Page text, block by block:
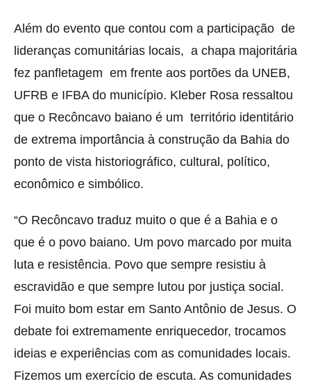
Além do evento que contou com a participação de
lideranças comunitárias locais, a chapa majoritária
fez panfletagem em frente aos portões da UNEB,
UFRB e IFBA do município. Kleber Rosa ressaltou
que o Recôncavo baiano é um território identitário
de extrema importância à construção da Bahia do
ponto de vista historiográfico, cultural, político,
econômico e simbólico.
“O Recôncavo traduz muito o que é a Bahia e o
que é o povo baiano. Um povo marcado por muita
luta e resistência. Povo que sempre resistiu à
escravidão e que sempre lutou por justiça social.
Foi muito bom estar em Santo Antônio de Jesus. O
debate foi extremamente enriquecedor, trocamos
ideias e experiências com as comunidades locais.
Fizemos um exercício de escuta. As comunidades